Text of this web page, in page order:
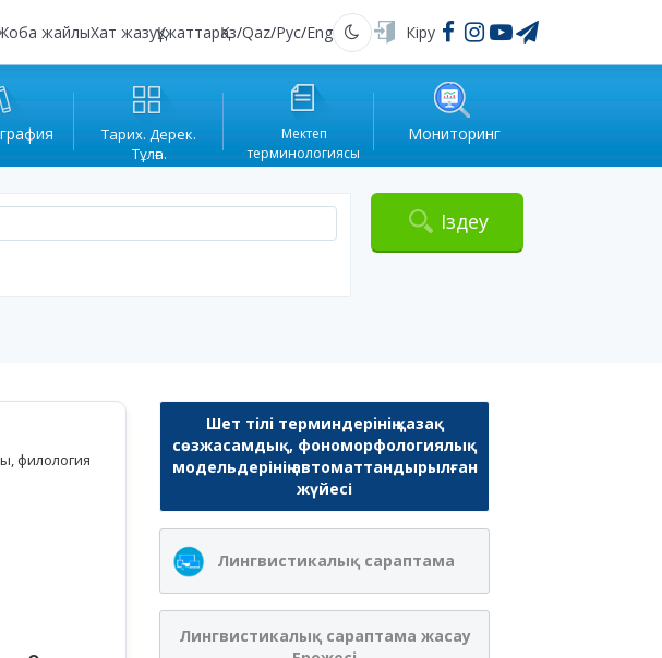
жайлыХат жазуҚұжаттарҚаз/Qaz/Рус/Eng Қараңғы Кіру
Тарих. Дерек.
Тұлға.
Мектеп
терминологиясы
Мониторинг
Іздеу
филология
Шет тілі терминдерінің қазақ
сөзжасамдық, фономорфологиялық
модельдерінің автоматтандырылған
жүйесі
Лингвистикалық сараптама
Лингвистикалық сараптама жасау